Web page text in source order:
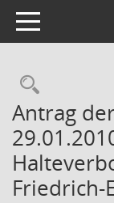
Toggle navigation
Antrag
Friedrich-